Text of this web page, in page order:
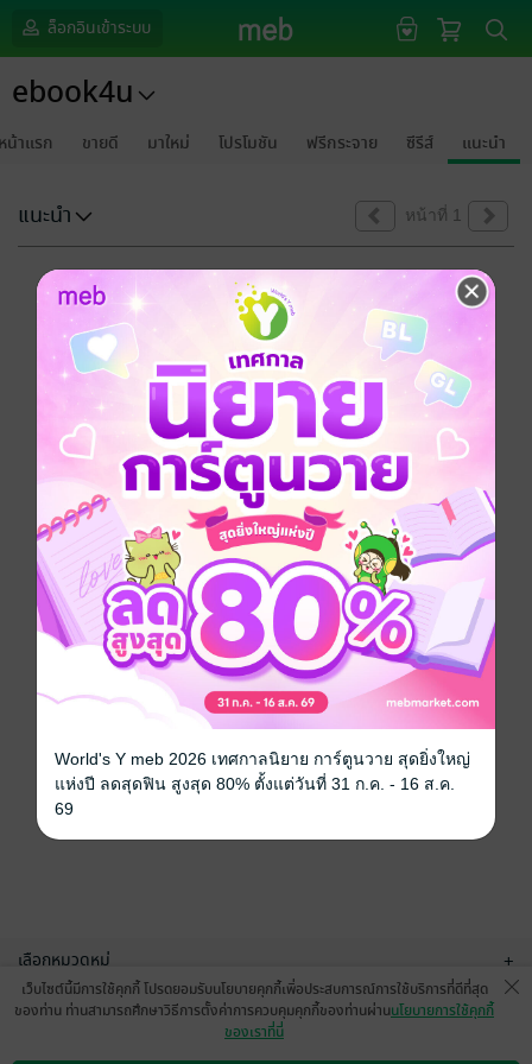
ล็อกอินเข้าระบบ
ebook4u
น้าแรก ขายดี มาใหม่ โปรโมชัน ฟรีกระจาย ซีรีส์ แนะนำ
แนะนำ หน้าที่ 1
ขออภัยด้วยนะคะ
ไม่พบข้อมูลในหัวข้อที่คุณกำลังชมค่ะ
เลือกหมวดหมู่ +
บริการช่วยเหลือ
เว็บไซต์นี้มีการใช้คุกกี้ โปรดยอมรับนโยบายคุกกี้เพื่อประสบการณ์การใช้บริการที่ดีที่สุด
ของท่าน ท่านสามารถศึกษาวิธีการตั้งค่าการควบคุมคุกกี้ของท่านผ่านนโยบายการใช้คุกกี้
ของเราที่นี่
World's Y meb 2026 เทศกาลนิยาย การ์ตูนวาย สุดยิ่งใหญ่
แห่งปี ลดสุดฟิน สูงสุด 80% ตั้งแต่วันที่ 31 ก.ค. - 16 ส.ค.
69